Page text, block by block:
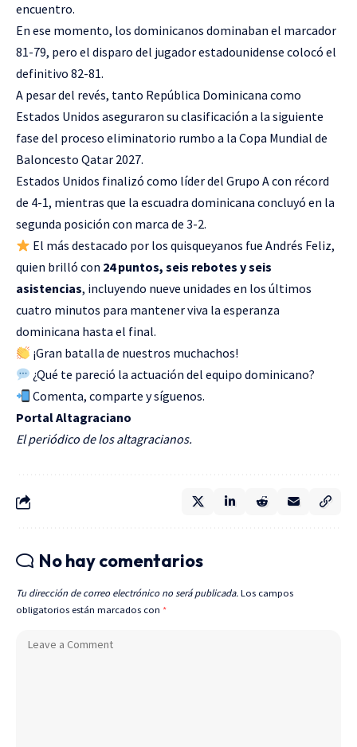
encuentro.
En ese momento, los dominicanos dominaban el marcador
81-79, pero el disparo del jugador estadounidense colocó el
definitivo 82-81.
A pesar del revés, tanto República Dominicana como
Estados Unidos aseguraron su clasificación a la siguiente
fase del proceso eliminatorio rumbo a la Copa Mundial de
Baloncesto Qatar 2027.
Estados Unidos finalizó como líder del Grupo A con récord
de 4-1, mientras que la escuadra dominicana concluyó en la
segunda posición con marca de 3-2.
El más destacado por los quisqueyanos fue Andrés Feliz,
quien brilló con 24 puntos, seis rebotes y seis
asistencias, incluyendo nueve unidades en los últimos
cuatro minutos para mantener viva la esperanza
dominicana hasta el final.
¡Gran batalla de nuestros muchachos!
¿Qué te pareció la actuación del equipo dominicano?
Comenta, comparte y síguenos.
Portal Altagraciano
El periódico de los altagracianos.
No hay comentarios
Tu dirección de correo electrónico no será publicada. Los campos
obligatorios están marcados con *